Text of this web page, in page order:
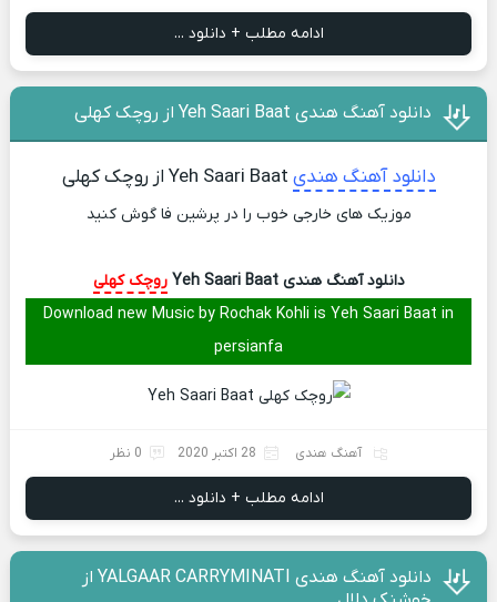
ادامه مطلب + دانلود ...
دانلود آهنگ هندی Yeh Saari Baat از روچک کهلی
دانلود آهنگ هندی
موزیک های خارجی خوب را در پرشین فا گوش کنید
دانلود آهنگ هندی Yeh Saari Baat
روچک کهلی
Download new Music by Rochak Kohli is Yeh Saari Baat in
persianfa
آهنگ هندی 28 اکتبر 2020 0 نظر
ادامه مطلب + دانلود ...
دانلود آهنگ هندی YALGAAR CARRYMINATI از